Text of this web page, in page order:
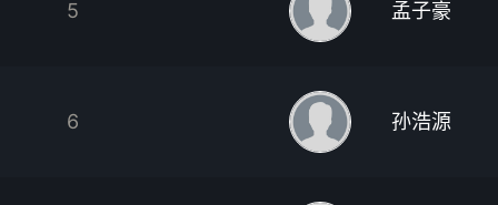
5 孟子豪
6 孙浩源